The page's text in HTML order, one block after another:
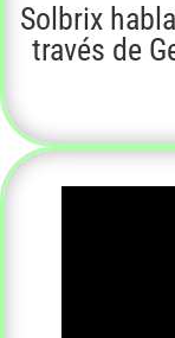
Solbrix
través de